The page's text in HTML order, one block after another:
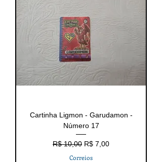
Cartinha Ligmon - Garudamon -
Número 17
Preço normal
R$ 10,00 Preço promocional
R$ 7,00
Correios